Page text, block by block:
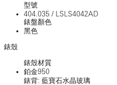
型號
404.035 /
LSLS4042AD
錶盤顏色
黑色
錶殼
錶殼材質
鉑金950
錶背: 藍寶石水晶玻璃